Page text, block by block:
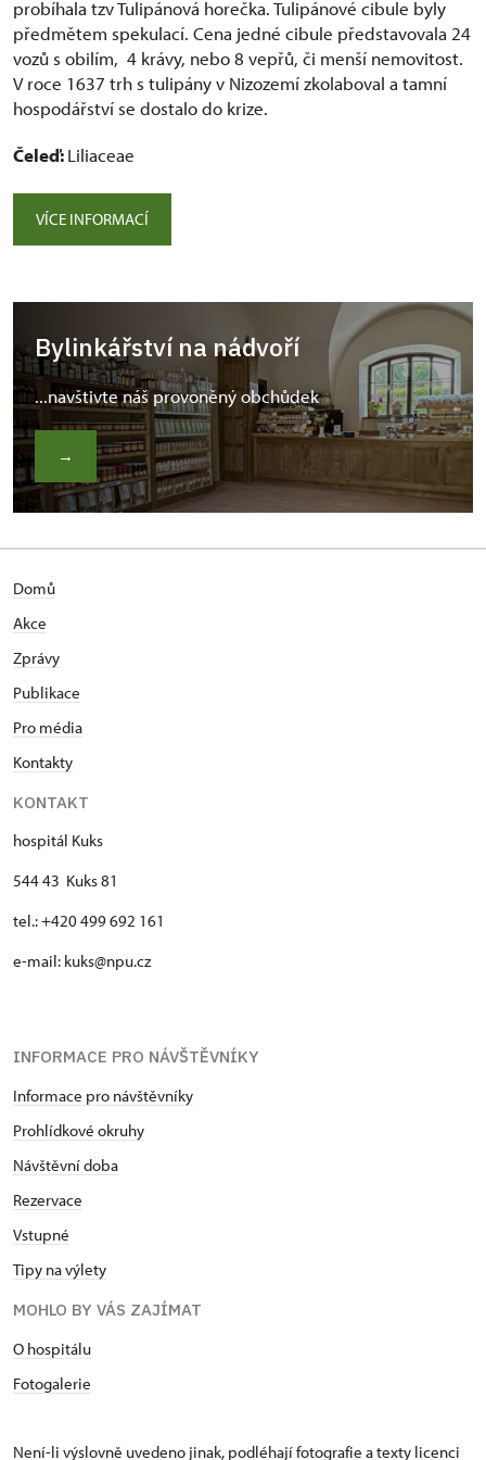
probíhala tzv Tulipánová horečka. Tulipánové cibule byly
předmětem spekulací. Cena jedné cibule představovala 24
vozů s obilím, 4 krávy, nebo 8 vepřů, či menší nemovitost.
V roce 1637 trh s tulipány v Nizozemí zkolaboval a tamní
hospodářství se dostalo do krize.
Čeleď:Liliaceae
VÍCE INFORMACÍ
Bylinkářství na nádvoří
...navštivte náš provoněný obchůdek
→
Domů
Akce
Zprávy
Publikace
Pro média
Kontakty
KONTAKT
hospitál Kuks
544 43 Kuks 81
tel.: +420 499 692 161
e-mail: kuks@npu.cz
INFORMACE PRO NÁVŠTĚVNÍKY
Informace pro návštěvníky
Prohlídkové okruhy
Návštěvní doba
Rezervace
Vstupné
Tipy na výlety
MOHLO BY VÁS ZAJÍMAT
O hospitálu
Fotogalerie
Není-li výslovně uvedeno jinak, podléhají fotografie a texty licenci